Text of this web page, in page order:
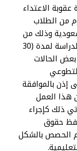
الاعتداء
من الطلاب
وذلك من
خلال فرض عقوبة توقيف الطالب عن الدراسة لمدة (30
الحالات
إذن بالموافقة
هذا العمل
ذلك كإجراء
حقوق
الحصص بالشكل